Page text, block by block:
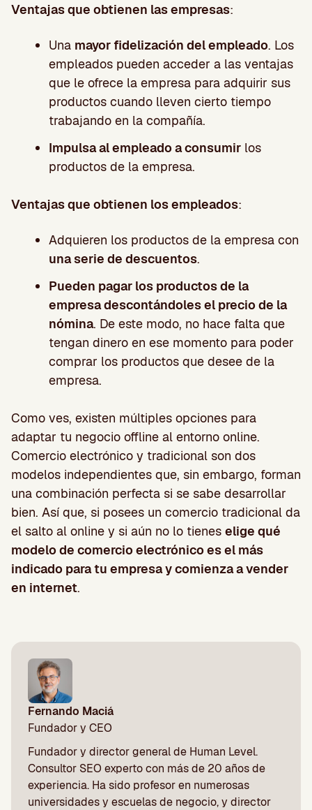
Ventajas que obtienen las empresas:
Una mayor fidelización del empleado. Los
empleados pueden acceder a las ventajas
que le ofrece la empresa para adquirir sus
productos cuando lleven cierto tiempo
trabajando en la compañía.
Impulsa al empleado a consumir los
productos de la empresa.
Ventajas que obtienen los empleados:
Adquieren los productos de la empresa con
una serie de descuentos.
Pueden pagar los productos de la
empresa descontándoles el precio de la
nómina. De este modo, no hace falta que
tengan dinero en ese momento para poder
comprar los productos que desee de la
empresa.
Como ves, existen múltiples opciones para
adaptar tu negocio offline al entorno online.
Comercio electrónico y tradicional son dos
modelos independientes que, sin embargo, forman
una combinación perfecta si se sabe desarrollar
bien. Así que, si posees un comercio tradicional da
el salto al online y si aún no lo tienes elige qué
modelo de comercio electrónico es el más
indicado para tu empresa y comienza a vender
en internet.
Fernando Maciá
Fundador y CEO
Fundador y director general de Human Level.
Consultor SEO experto con más de 20 años de
experiencia. Ha sido profesor en numerosas
universidades y escuelas de negocio, y director